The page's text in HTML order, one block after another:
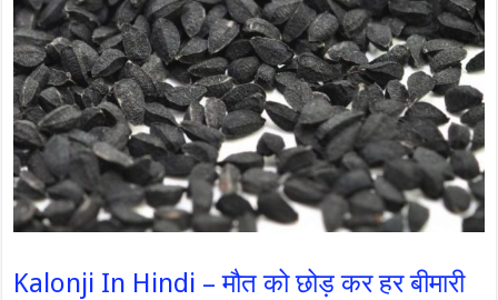
Kalonji In Hindi – मौत को छोड़ कर हर बीमारी